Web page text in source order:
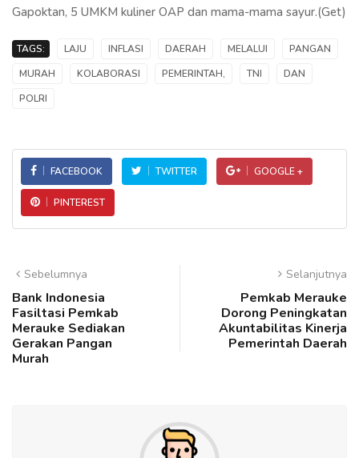
Gapoktan, 5 UMKM kuliner OAP dan mama-mama sayur.(Get)
TAGS: LAJU INFLASI DAERAH MELALUI
PANGAN
MURAH
KOLABORASI PEMERINTAH, TNI
DAN
POLRI
FACEBOOK TWITTER GOOGLE +
PINTEREST
Sebelumnya
Bank Indonesia
Fasiltasi Pemkab
Merauke Sediakan
Gerakan Pangan
Murah
Selanjutnya
Pemkab Merauke
Dorong Peningkatan
Akuntabilitas Kinerja
Pemerintah Daerah